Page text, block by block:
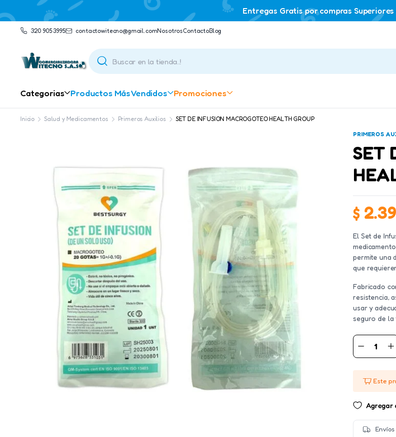
Entregas Gratis por compras Superiores
320 905 3995 contactowitecno@gmail.com​NosotrosContactoBlog
Categorias Productos Más Vendidos Promociones
Inicio Salud y Medicamentos Primeros Auxilios
SET DE INFUSION MACROGOTEO HEALTH GROUP
PRIMEROS
SET
$
El Set de
permite una
que
Fabricado
resistencia,
usar y
seguro de la
SET
DE
HEALTH
GROUP
cantidad
Este
Agregar